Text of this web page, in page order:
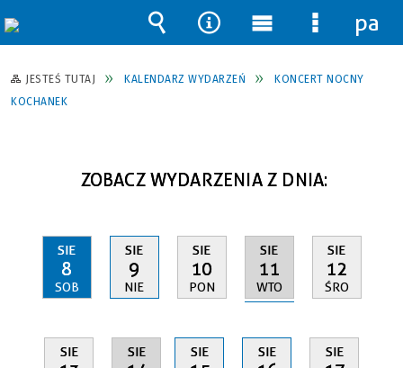
JESTEŚ TUTAJ KALENDARZ WYDARZEŃ
KONCERT NOCNY
KOCHANEK
ZOBACZ WYDARZENIA Z DNIA:
SIE
8
SOB
SIE
9
NIE
SIE
10
PON
SIE
11
WTO
SIE
12
ŚRO
SIE SIE SIE SIE SIE
Wyszukiwarka
Narzędzia
Menu
główne
Menu